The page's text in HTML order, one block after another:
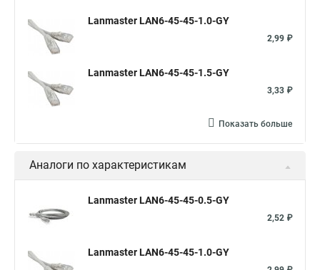
Lanmaster LAN6-45-45-1.0-GY
2,99 ₽
Lanmaster LAN6-45-45-1.5-GY
3,33 ₽
Показать больше
Аналоги по характеристикам
Lanmaster LAN6-45-45-0.5-GY
2,52 ₽
Lanmaster LAN6-45-45-1.0-GY